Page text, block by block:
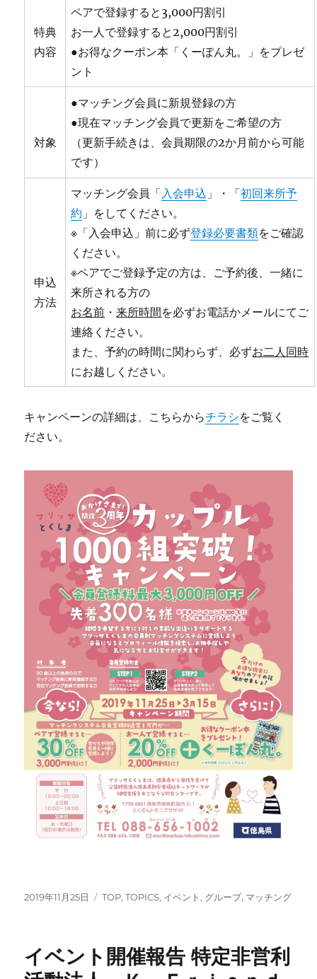
特典
内容
ペアで登録すると3,000円割引
お一人で登録すると2,000円割引
●お得なクーポン本「くーぽん丸。」をプレゼ
ント
対象
●マッチング会員に新規登録の方
●現在マッチング会員で更新をご希望の方
（更新手続きは、会員期限の2か月前から可能
です）
申込
方法
マッチング会員「 入会申込 」・「初回来所予
約 」をしてください。
※「入会申込」前に必ず登録必要書類をご確認
ください。
※ペアでご登録予定の方は、ご予約後、一緒に
来所される方の
お名前 ・来所時間を必ずお電話かメールにてご
連絡ください。
また、予約の時間に関わらず、必ずお二人同時
にお越しください。
キャンペーンの詳細は、こちらからチラシをご覧く
ださい。
投
2019年11月25日
カ
ー
TOP,TOPICS, イベント , グループ, マッチング
イベント開催報告 特定非営利